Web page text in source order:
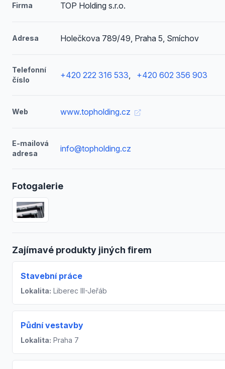
Firma TOP Holding s.r.o.
Adresa Holečkova 789/49, Praha 5, Smíchov
Telefonní
číslo
+420 222 316 533, +420 602 356 903
Web www.topholding.cz
E-mailová
adresa
info@topholding.cz
Fotogalerie
Zajímavé produkty jiných firem
Stavební práce
Lokalita: Liberec III-Jeřáb
Půdní vestavby
Lokalita: Praha 7